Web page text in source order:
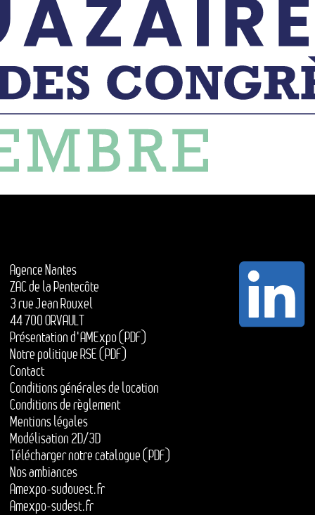
Agence Nantes
ZAC de la Pentecôte
3 rue Jean Rouxel
44 700 ORVAULT
Présentation d'AMExpo (PDF)
Notre politique RSE (PDF)
Contact
Conditions générales de location
Conditions de règlement
Mentions légales
Modélisation 2D/3D
Télécharger notre catalogue (PDF)
Nos ambiances
Amexpo-sudouest.fr
Amexpo-sudest.fr